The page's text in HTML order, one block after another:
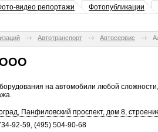
видео репортажи Фотопубликации
Автотранспорт Автосервис
ООО
на автомобили любой сложности,
Панфиловский проспект, дом 8,
92-59, (495) 504-90-68